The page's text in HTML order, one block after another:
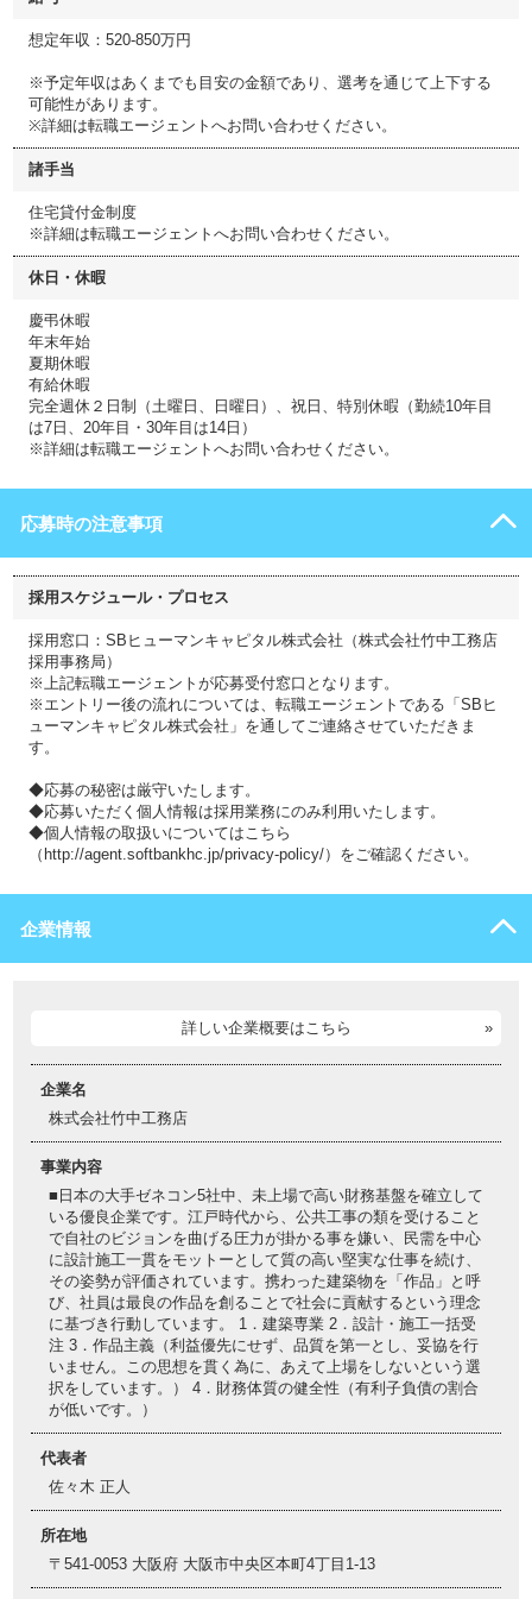
想定年収：520-850万円
※予定年収はあくまでも目安の金額であり、選考を通じて上下する
可能性があります。
※詳細は転職エージェントへお問い合わせください。
諸手当
住宅貸付金制度
※詳細は転職エージェントへお問い合わせください。
休日・休暇
慶弔休暇
年末年始
夏期休暇
有給休暇
完全週休２日制（土曜日、日曜日）、祝日、特別休暇（勤続10年目
は7日、20年目・30年目は14日）
※詳細は転職エージェントへお問い合わせください。
応募時の注意事項
採用スケジュール・プロセス
採用窓口：SBヒューマンキャピタル株式会社（株式会社竹中工務店
採用事務局）
※上記転職エージェントが応募受付窓口となります。
※エントリー後の流れについては、転職エージェントである「SBヒ
ューマンキャピタル株式会社」を通してご連絡させていただきま
す。
◆応募の秘密は厳守いたします。
◆応募いただく個人情報は採用業務にのみ利用いたします。
◆個人情報の取扱いについてはこちら
（http://agent.softbankhc.jp/privacy-policy/）をご確認ください。
企業情報
詳しい企業概要はこちら
企業名
株式会社竹中工務店
事業内容
■日本の大手ゼネコン5社中、未上場で高い財務基盤を確立して
いる優良企業です。江戸時代から、公共工事の類を受けること
で自社のビジョンを曲げる圧力が掛かる事を嫌い、民需を中心
に設計施工一貫をモットーとして質の高い堅実な仕事を続け、
その姿勢が評価されています。携わった建築物を「作品」と呼
び、社員は最良の作品を創ることで社会に貢献するという理念
に基づき行動しています。 1．建築専業 2．設計・施工一括受
注 3．作品主義（利益優先にせず、品質を第一とし、妥協を行
いません。この思想を貫く為に、あえて上場をしないという選
択をしています。） 4．財務体質の健全性（有利子負債の割合
が低いです。）
代表者
佐々木 正人
所在地
〒541-0053 大阪府 大阪市中央区本町4丁目1-13